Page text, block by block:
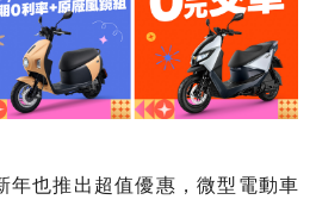
年也推出超值優惠，微型電動車